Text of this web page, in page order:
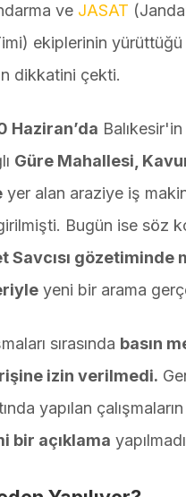
ve JASAT
ekiplerinin yürüttüğü
dikkatini çekti.
Haziran’da
Güre Mahallesi,
yer alan araziye iş
Bugün ise söz
Savcısı gözetiminde
yeni bir arama
sırasında basın
izin verilmedi.
yapılan
bir açıklama